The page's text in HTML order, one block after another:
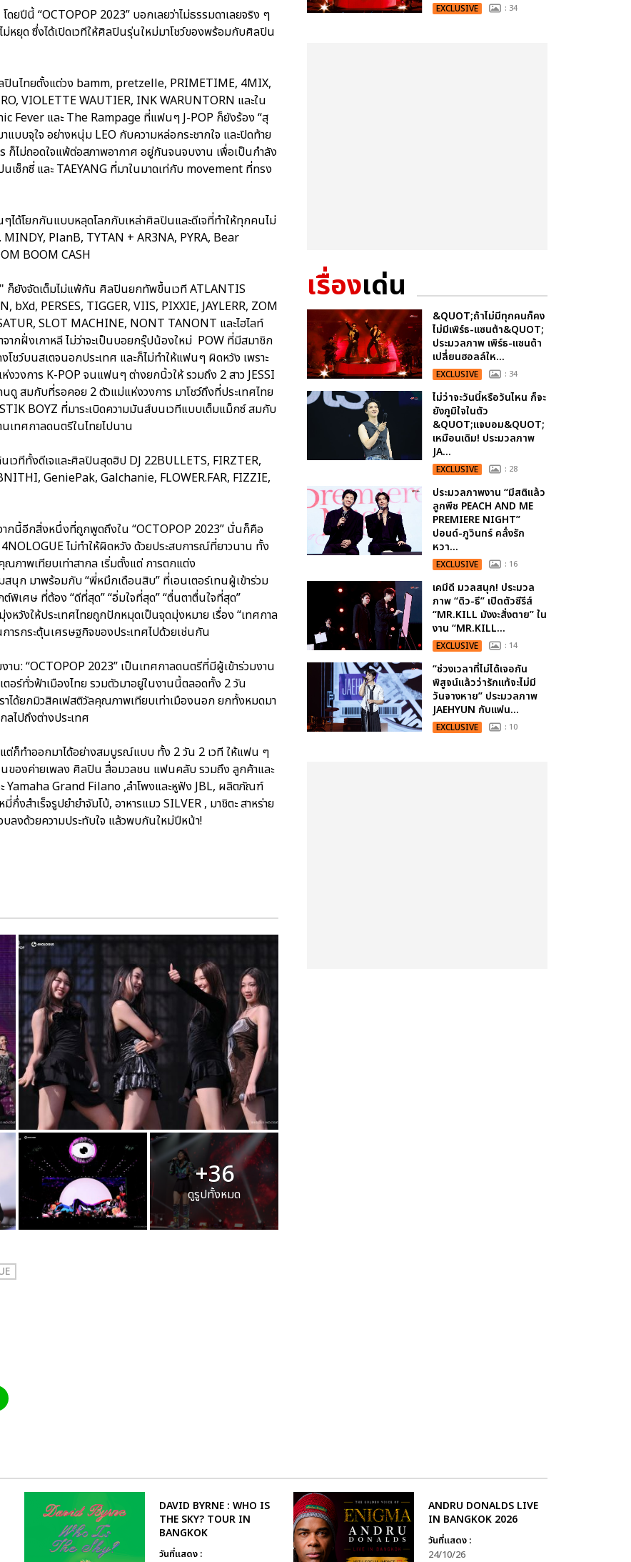
ยปีนี้ “OCTOPOP 2023” บอกเลยว่าไม่ธรรมดาเลยจริง ๆ
หยุด ซึ่งได้เปิดเวทีให้ศิลปินรุ่นใหม่มาโชว์ของพร้อมกับศิลปิน
ปินไทยตั้งแต่วง bamm, pretzelle, PRIMETIME, 4MIX,
VIOLETTE WAUTIER, INK WARUNTORN และใน
และ The Rampage ที่แฟนๆ J-POP ก็ยังร้อง “สุ
แบบจุใจ อย่างหนุ่ม LEO กับความหล่อกระชากใจ และปิดท้าย
ก็ไม่ถอดใจแพ้ต่อสภาพอากาศ อยู่กันจนจบงาน เพื่อเป็นกำลัง
เซ็กซี่ และ TAEYANG ที่มาในมาดเท่กับ movement ที่ทรง
ได้โยกกันแบบหลุดโลกกับเหล่าศิลปินและดีเจที่ทำให้ทุกคนไม่
PlanB, TYTAN + AR3NA, PYRA, Bear
BOOM CASH
ก็ยังจัดเต็มไม่แพ้กัน ศิลปินยกทัพขึ้นเวที ATLANTIS
PERSES, TIGGER, VIIS, PIXXIE, JAYLERR, ZOM
SLOT MACHINE, NONT TANONT และไฮไลท์
กฝั่งเกาหลี ไม่ว่าจะเป็นบอยกรุ๊ปน้องใหม่ POW ที่มีสมาชิก
ชว์บนสเตจนอกประเทศ และก็ไม่ทำให้แฟนๆ ผิดหวัง เพราะ
วงการ K-POP จนแฟนๆ ต่างยกนิ้วให้ รวมถึง 2 สาว JESSI
ดู สมกับที่รอคอย 2 ตัวแม่แห่งวงการ มาโชว์ถึงที่ประเทศไทย
BOYZ ที่มาระเบิดความมันส์บนเวทีแบบเต็มแม็กซ์ สมกับ
เทศกาลดนตรีในไทยไปนาน
เวทีทั้งดีเจและศิลปินสุดฮิป DJ 22BULLETS, FIRZTER,
GeniePak, Galchanie, FLOWER.FAR, FIZZIE,
ากนี้อีกสิ่งหนึ่งที่ถูกพูดถึงใน “OCTOPOP 2023” นั่นก็คือ
ไม่ทำให้ผิดหวัง ด้วยประสบการณ์ที่ยาวนาน ทั้ง
ภาพเทียบเท่าสากล เริ่มตั้งแต่ การตกแต่ง
นุก มาพร้อมกับ “พี่หมึกเดือนสิบ” ที่เอนเตอร์เทนผู้เข้าร่วม
เศษ ที่ต้อง “ดีที่สุด” “อิ่มใจที่สุด” “ตื่นตาตื่นใจที่สุด”
งหวังให้ประเทศไทยถูกปักหมุดเป็นจุดมุ่งหมาย เรื่อง “เทศกาล
ารกระตุ้นเศรษฐกิจของประเทศไปด้วยเช่นกัน
น: “OCTOPOP 2023” เป็นเทศกาลดนตรีที่มีผู้เข้าร่วมงาน
อร์ทั่วฟ้าเมืองไทย รวมตัวมาอยู่ในงานนี้ตลอดทั้ง 2 วัน
าได้ยกมิวสิคเฟสติวัลคุณภาพเทียบเท่าเมืองนอก ยกทั้งหมดมา
ลไปถึงต่างประเทศ
ต่ก็ทำออกมาได้อย่างสมบูรณ์แบบ ทั้ง 2 วัน 2 เวที ให้แฟน ๆ
องค่ายเพลง ศิลปิน สื่อมวลชน แฟนคลับ รวมถึง ลูกค้าและ
Yamaha Grand Filano ,ลำโพงและหูฟัง JBL, ผลิตภัณฑ์
สำเร็จรูปยำยำจัมโบ้, อาหารแมว SILVER , มาชิตะ สาหร่าย
ลงด้วยความประทับใจ แล้วพบกันใหม่ปีหน้า!
+36
ดูรูปทั้งหมด
EXCLUSIVE : 34
เรื่องเด่น
&QUOT;ถ้าไม่มีทุกคนก็คง
ไม่มีเพิร์ธ-แซนต้า&QUOT;
ประมวลภาพ เพิร์ธ-แซนต้า
เปลี่ยนฮอลล์ให...
EXCLUSIVE : 34
ไม่ว่าจะวันนี้หรือวันไหน ก็จะ
ยังภูมิใจในตัว
&QUOT;แจบอม&QUOT;
เหมือนเดิม! ประมวลภาพ
JA...
EXCLUSIVE : 28
ประมวลภาพงาน “มีสติแล้ว
ลูกพีช PEACH AND ME
PREMIERE NIGHT”
ปอนด์-ภูวินทร์ คลั่งรัก
หวา...
EXCLUSIVE : 16
เคมีดี มวลสนุก! ประมวล
ภาพ “ดิว-ธี” เปิดตัวซีรีส์
“MR.KILL มังงะสั่งตาย” ใน
งาน “MR.KILL...
EXCLUSIVE : 14
“ช่วงเวลาที่ไม่ได้เจอกัน
พิสูจน์แล้วว่ารักแท้จะไม่มี
วันจางหาย” ประมวลภาพ
JAEHYUN กับแฟน...
EXCLUSIVE : 10
DAVID BYRNE : WHO IS
THE SKY? TOUR IN
BANGKOK
วันที่แสดง :
ANDRU DONALDS LIVE
IN BANGKOK 2026
วันที่แสดง :
24/10/26